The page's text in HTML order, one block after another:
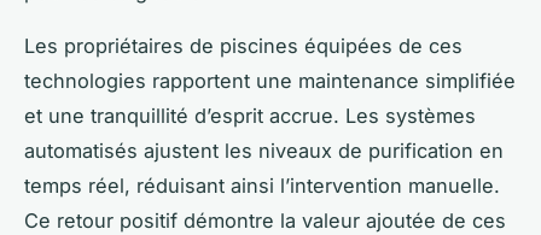
Les propriétaires de piscines équipées de ces
technologies rapportent une maintenance simplifiée
et une tranquillité d’esprit accrue. Les systèmes
automatisés ajustent les niveaux de purification en
temps réel, réduisant ainsi l’intervention manuelle.
Ce retour positif démontre la valeur ajoutée de ces